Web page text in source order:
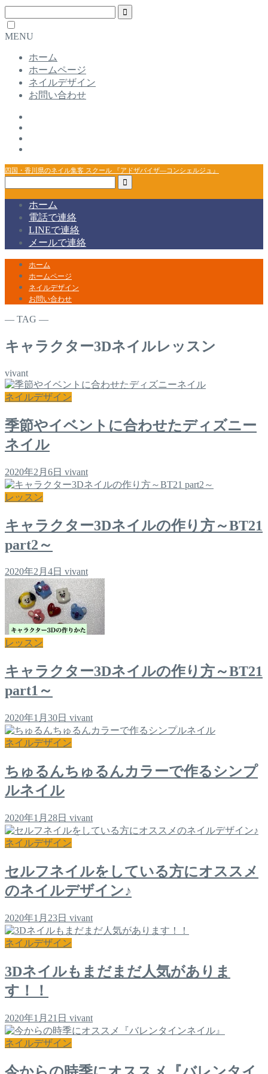
MENU
ホーム
ホームページ
ネイルデザイン
お問い合わせ
四国・香川県のネイル集客 スクール 『アドザバイザ―コンシェルジュ』
ホーム
電話で連絡
LINEで連絡
メールで連絡
ホーム
ホームページ
ネイルデザイン
お問い合わせ
― TAG ―
キャラクター3Dネイルレッスン
vivant
ネイルデザイン
季節やイベントに合わせたディズニー
ネイル
2020年2月6日 vivant
レッスン
キャラクター3Dネイルの作り方～BT21
part2～
2020年2月4日 vivant
レッスン
キャラクター3Dネイルの作り方～BT21
part1～
2020年1月30日 vivant
ネイルデザイン
ちゅるんちゅるんカラーで作るシンプ
ルネイル
2020年1月28日 vivant
ネイルデザイン
セルフネイルをしている方にオススメ
のネイルデザイン♪
2020年1月23日 vivant
ネイルデザイン
3Dネイルもまだまだ人気がありま
す！！
2020年1月21日 vivant
ネイルデザイン